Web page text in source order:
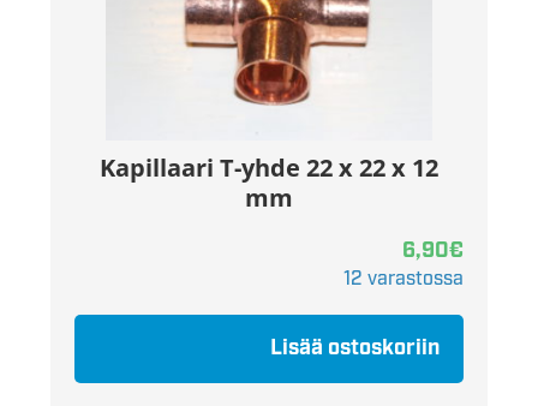
Kapillaari T-yhde 22 x 22 x 12
mm
6,90€
12 varastossa
Lisää ostoskoriin